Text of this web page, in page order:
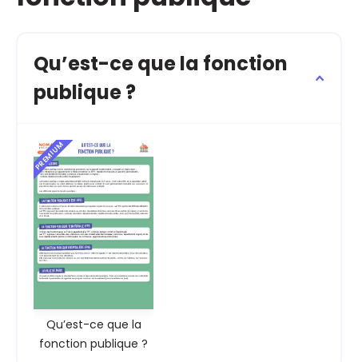
Qu’est-ce que la fonction
publique ?
PREMIUM
Qu’est-ce que la
fonction publique ?